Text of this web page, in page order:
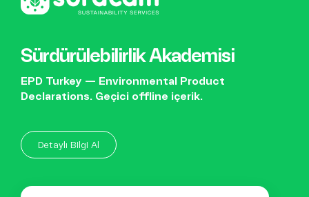
Sürdürülebilirlik Akademisi
EPD Turkey — Environmental Product
Declarations. Geçici offline içerik.
Detaylı Bilgi Al